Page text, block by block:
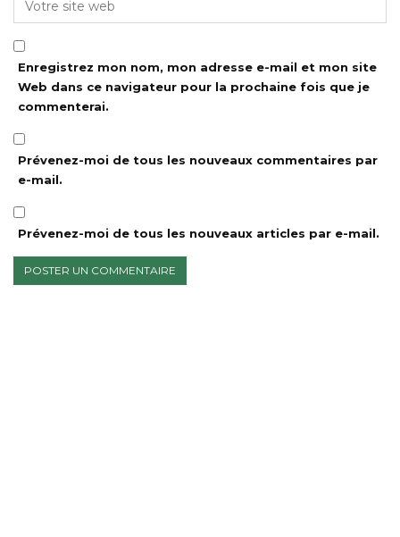
Enregistrez mon nom, mon adresse e-mail et mon site
Web dans ce navigateur pour la prochaine fois que je
commenterai.
Prévenez-moi de tous les nouveaux commentaires par
e-mail.
Prévenez-moi de tous les nouveaux articles par e-mail.